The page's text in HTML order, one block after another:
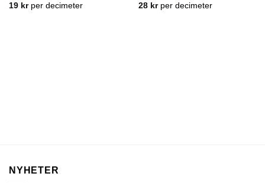
19 kr per decimeter
28 kr per decimeter
NYHETER